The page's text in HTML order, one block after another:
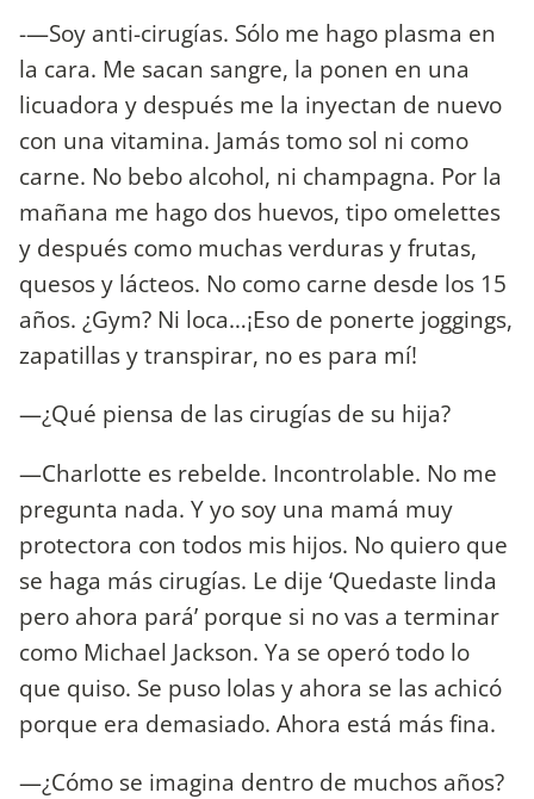
-—Soy anti-cirugías. Sólo me hago plasma en
la cara. Me sacan sangre, la ponen en una
licuadora y después me la inyectan de nuevo
con una vitamina. Jamás tomo sol ni como
carne. No bebo alcohol, ni champagna. Por la
mañana me hago dos huevos, tipo omelettes
y después como muchas verduras y frutas,
quesos y lácteos. No como carne desde los 15
años. ¿Gym? Ni loca…¡Eso de ponerte joggings,
zapatillas y transpirar, no es para mí!
—¿Qué piensa de las cirugías de su hija?
—Charlotte es rebelde. Incontrolable. No me
pregunta nada. Y yo soy una mamá muy
protectora con todos mis hijos. No quiero que
se haga más cirugías. Le dije ‘Quedaste linda
pero ahora pará’ porque si no vas a terminar
como Michael Jackson. Ya se operó todo lo
que quiso. Se puso lolas y ahora se las achicó
porque era demasiado. Ahora está más fina.
—¿Cómo se imagina dentro de muchos años?